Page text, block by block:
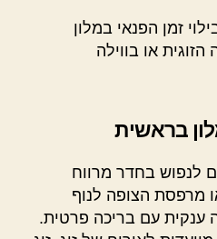
זמן הפנאי במלון
או בווילה
בראשית
לנפוש בחדר מרווח
מרפסת הצופה לנוף
ענקית עם בריכה פרטית.